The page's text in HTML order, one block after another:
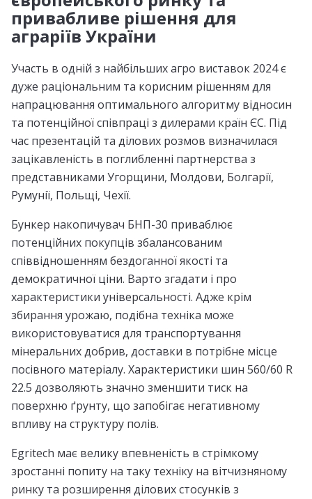
привабливе рішення для
аграріїв України
Участь в одній з найбільших агро виставок 2024є
дуже раціональним та корисним рішенням для
напрацювання оптимального алгоритму відносин
та потенційної співпраці з дилерами країн ЄС. Під
час презентацій та ділових розмов визначилася
зацікавленість в поглибленні партнерства з
представниками Угорщини, Молдови, Болгарії,
Румунії, Польщі, Чехії.
Бункер накопичувач БНП-30 приваблює
потенційних покупців збалансованим
співвідношенням бездоганної якості та
демократичної ціни. Варто згадати і про
характеристики універсальності. Адже крім
збирання урожаю, подібна техніка може
використовуватися для транспортування
мінеральних добрив, доставки в потрібне місце
посівного матеріалу. Характеристики шин 560/60 R
22.5 дозволяють значно зменшити тиск на
поверхню ґрунту, що запобігає негативному
впливу на структуру полів.
Egritech має велику впевненість в стрімкому
зростанні попиту на таку техніку на вітчизняному
ринку та розширення ділових стосунків з